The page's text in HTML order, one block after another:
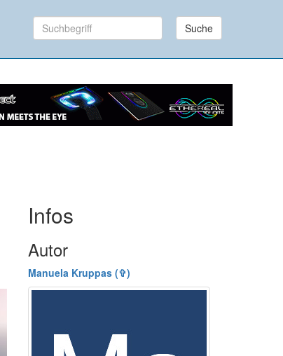
Suche
Infos
Autor
Manuela Kruppas (✞)